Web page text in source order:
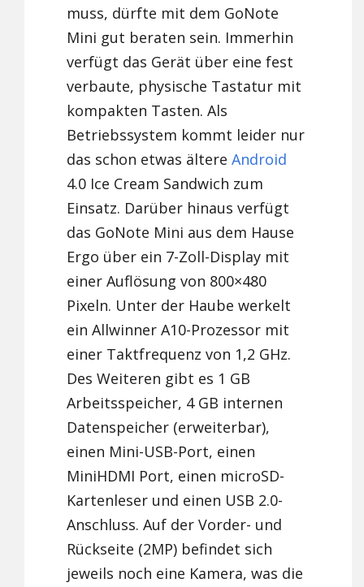
muss, dürfte mit dem GoNote
Mini gut beraten sein. Immerhin
verfügt das Gerät über eine fest
verbaute, physische Tastatur mit
kompakten Tasten. Als
Betriebssystem kommt leider nur
das schon etwas ältereAndroid
4.0 Ice Cream Sandwich zum
Einsatz. Darüber hinaus verfügt
das GoNote Mini aus dem Hause
Ergo über ein 7-Zoll-Display mit
einer Auflösung von 800×480
Pixeln. Unter der Haube werkelt
ein Allwinner A10-Prozessor mit
einer Taktfrequenz von 1,2 GHz.
Des Weiteren gibt es 1 GB
Arbeitsspeicher, 4 GB internen
Datenspeicher (erweiterbar),
einen Mini-USB-Port, einen
MiniHDMI Port, einen microSD-
Kartenleser und einen USB 2.0-
Anschluss. Auf der Vorder- und
Rückseite (2MP) befindet sich
jeweils noch eine Kamera, was die